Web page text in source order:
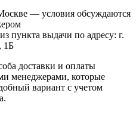
— условия обсуждаются
пункта выдачи по адресу: г.
1Б
доставки и оплаты
менеджерами, которые
вариант с учетом